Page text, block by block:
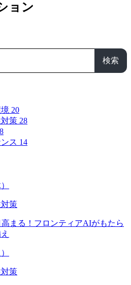
ョン
検索
20
策 28
ス 14
策
高まる！フロンティアAIがもたら
策